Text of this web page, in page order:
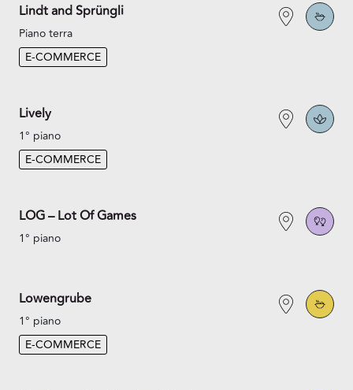
Lindt and Sprüngli
Piano terra
E-COMMERCE
Lively
1° piano
E-COMMERCE
LOG – Lot Of Games
1° piano
Lowengrube
1° piano
E-COMMERCE